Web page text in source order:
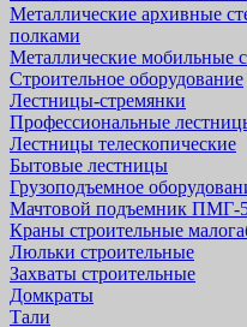
Металлические архивные
полками
Металлические мобильные
Строительное оборудование
Лестницы-стремянки
Профессиональные
Лестницы телескопические
Бытовые лестницы
Грузоподъемное
Мачтовой подъемник ПМГ-
Краны строительные
Люльки строительные
Захваты строительные
Домкраты
Тали